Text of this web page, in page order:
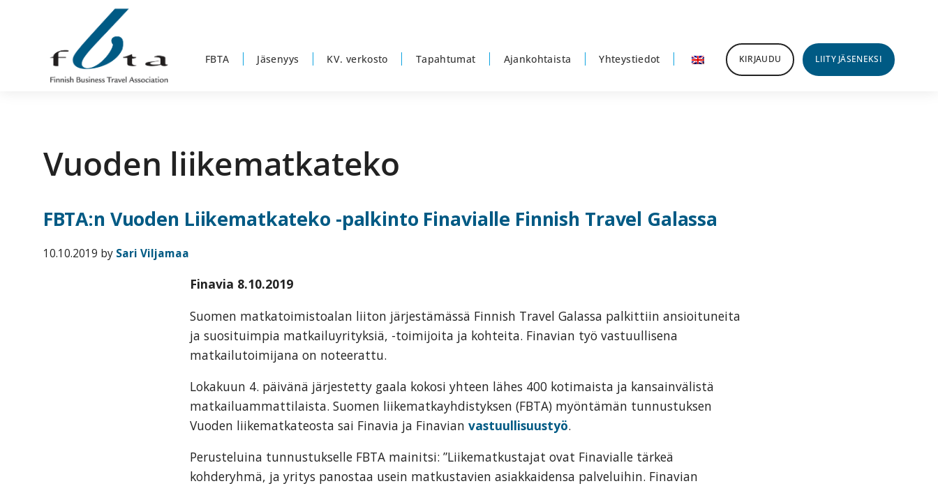
ensisijaiseen
valikkoon
pääsisältöön
alatunnisteeseen
Liikematkayhdistys
ry
ry
FBTA
palveluja
ostavien
FBTA Jäsenyys KV. verkosto Tapahtumat Ajankohtaista Yhteystiedot KIRJAUDU LIITY JÄSENEKSI
Vuoden liikematkateko
FBTA:n Vuoden Liikematkateko -palkinto Finavialle Finnish Travel Galassa
10.10.2019 by Sari Viljamaa
Finavia 8.10.2019
Suomen matkatoimistoalan liiton järjestämässä Finnish Travel Galassa palkittiin ansioituneita
ja suosituimpia matkailuyrityksiä, -toimijoita ja kohteita. Finavian työ vastuullisena
matkailutoimijana on noteerattu.
Lokakuun 4. päivänä järjestetty gaala kokosi yhteen lähes 400 kotimaista ja kansainvälistä
matkailuammattilaista. Suomen liikematkayhdistyksen (FBTA) myöntämän tunnustuksen
Vuoden liikematkateosta sai Finavia ja Finavian vastuullisuustyö.
Perusteluina tunnustukselle FBTA mainitsi: ”Liikematkustajat ovat Finavialle tärkeä
kohderyhmä, ja yritys panostaa usein matkustavien asiakkaidensa palveluihin. Finavian